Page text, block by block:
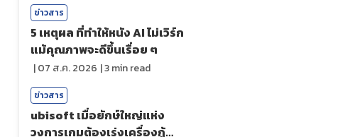
ข่าวสาร
5 เหตุผล ที่ทำให้หนัง AI ไม่เวิร์ก
แม้คุณภาพจะดีขึ้นเรื่อย ๆ
|07 ส.ค. 2026 |3min read
ข่าวสาร
ubisoft เมื่อยักษ์ใหญ่แห่ง
วงการเกมต้องเร่งเครื่องกู้